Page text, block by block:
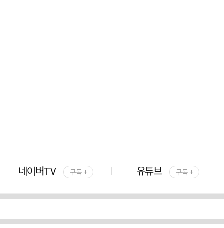
네이버TV 구독 + 유튜브 구독 +